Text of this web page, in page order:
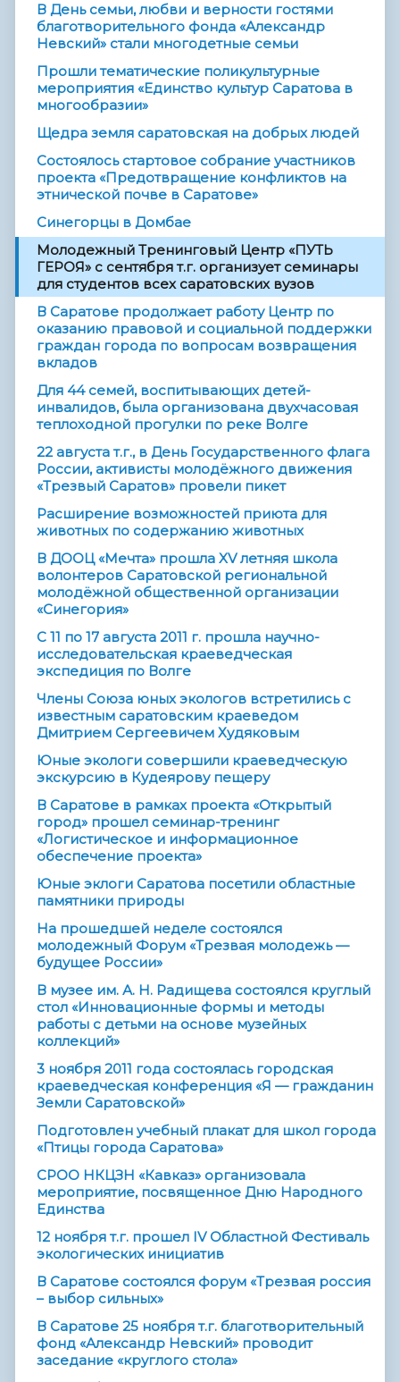
В День семьи, любви и верности гостями
благотворительного фонда «Александр
Невский» стали многодетные семьи
Прошли тематические поликультурные
мероприятия «Единство культур Саратова в
многообразии»
Щедра земля саратовская на добрых людей
Состоялось стартовое собрание участников
проекта «Предотвращение конфликтов на
этнической почве в Саратове»
Синегорцы в Домбае
Молодежный Тренинговый Центр «ПУТЬ
ГЕРОЯ» с сентября т.г. организует семинары
для студентов всех саратовских вузов
В Саратове продолжает работу Центр по
оказанию правовой и социальной поддержки
граждан города по вопросам возвращения
вкладов
Для 44 семей, воспитывающих детей-
инвалидов, была организована двухчасовая
теплоходной прогулки по реке Волге
22 августа т.г., в День Государственного флага
России, активисты молодёжного движения
«Трезвый Саратов» провели пикет
Расширение возможностей приюта для
животных по содержанию животных
В ДООЦ «Мечта» прошла XV летняя школа
волонтеров Саратовской региональной
молодёжной общественной организации
«Синегория»
С 11 по 17 августа 2011 г. прошла научно-
исследовательская краеведческая
экспедиция по Волге
Члены Союза юных экологов встретились с
известным саратовским краеведом
Дмитрием Сергеевичем Худяковым
Юные экологи совершили краеведческую
экскурсию в Кудеярову пещеру
В Саратове в рамках проекта «Открытый
город» прошел семинар-тренинг
«Логистическое и информационное
обеспечение проекта»
Юные эклоги Саратова посетили областные
памятники природы
На прошедшей неделе состоялся
молодежный Форум «Трезвая молодежь —
будущее России»
В музее им. А. Н. Радищева состоялся круглый
стол «Инновационные формы и методы
работы с детьми на основе музейных
коллекций»
3 ноября 2011 года состоялась городская
краеведческая конференция «Я — гражданин
Земли Саратовской»
Подготовлен учебный плакат для школ города
«Птицы города Саратова»
СРОО НКЦЗН «Кавказ» организовала
мероприятие, посвященное Дню Народного
Единства
12 ноября т.г. прошел IV Областной Фестиваль
экологических инициатив
В Саратове состоялся форум «Трезвая россия
– выбор сильных»
В Саратове 25 ноября т.г. благотворительный
фонд «Александр Невский» проводит
заседание «круглого стола»